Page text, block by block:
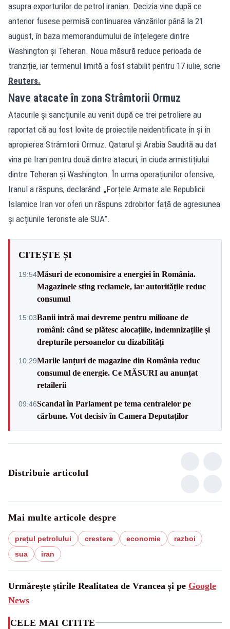
asupra exporturilor de petrol iranian. Decizia vine după ce
anterior fusese permisă continuarea vânzărilor până la 21
august, în baza memorandumului de înțelegere dintre
Washington și Teheran. Noua măsură reduce perioada de
tranziție, iar termenul limită a fost stabilit pentru 17 iulie, scrie
Reuters.
Nave atacate în zona Strâmtorii Ormuz
Atacurile și sancțiunile au venit după ce trei petroliere au
raportat că au fost lovite de proiectile neidentificate în și în
apropierea Strâmtorii Ormuz. Qatarul și Arabia Saudită au dat
vina pe Iran pentru două dintre atacuri, în ciuda armistițiului
dintre Teheran și Washington. În urma operațiunilor ofensive,
Iranul a răspuns, declarând: „Forțele Armate ale Republicii
Islamice Iran vor oferi un răspuns zdrobitor față de agresiunea
și acțiunile teroriste ale SUA”.
CITEȘTE ȘI
19:54Măsuri de economisire a energiei în România.
Magazinele sting reclamele, iar autoritățile reduc
consumul
15:03Banii intră mai devreme pentru milioane de
români: când se plătesc alocațiile, indemnizațiile și
drepturile persoanelor cu dizabilități
10:29Marile lanțuri de magazine din România reduc
consumul de energie. Ce MĂSURI au anunțat
retailerii
09:46Scandal în Parlament pe tema centralelor pe
cărbune. Vot decisiv în Camera Deputaților
Distribuie articolul
Mai multe articole despre
prețul petrolului crestere economie
razboi
sua
iran
Urmărește știrile Realitatea de Vrancea și pe Google
News
CELE MAI CITITE